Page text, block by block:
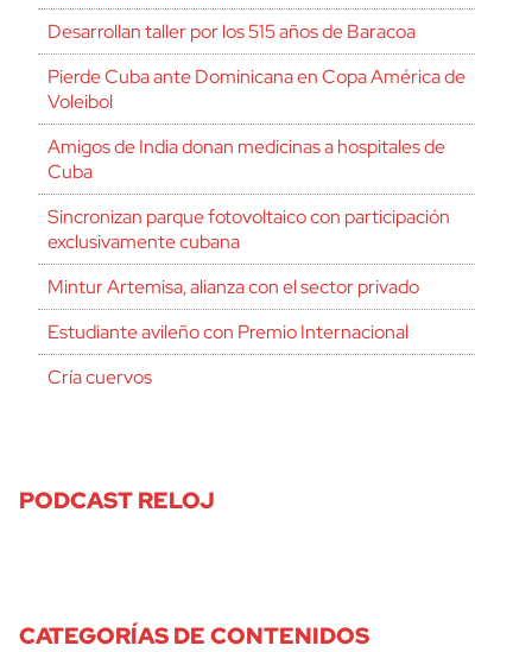
Desarrollan taller por los 515 años de Baracoa
Pierde Cuba ante Dominicana en Copa América de
Voleibol
Amigos de India donan medicinas a hospitales de
Cuba
Sincronizan parque fotovoltaico con participación
exclusivamente cubana
Mintur Artemisa, alianza con el sector privado
Estudiante avileño con Premio Internacional
Cría cuervos
PODCAST RELOJ
CATEGORÍAS DE CONTENIDOS